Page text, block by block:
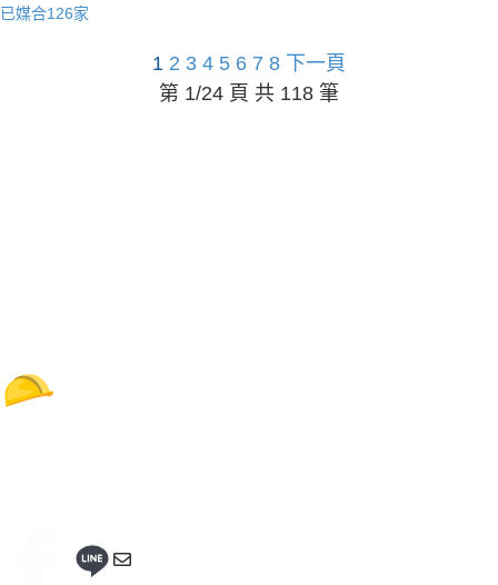
已媒合126家
1 2 3 4 5 6 7 8 下一頁
第 1/24 頁 共 118 筆